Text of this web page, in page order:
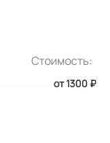
Стоимость:
от 1300 ₽